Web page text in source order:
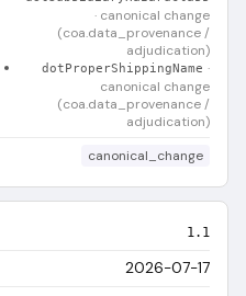
· canonical change
(coa.data_provenance /
adjudication)
dotProperShippingName ·
canonical change
(coa.data_provenance /
adjudication)
canonical_change
1.1
2026-07-17